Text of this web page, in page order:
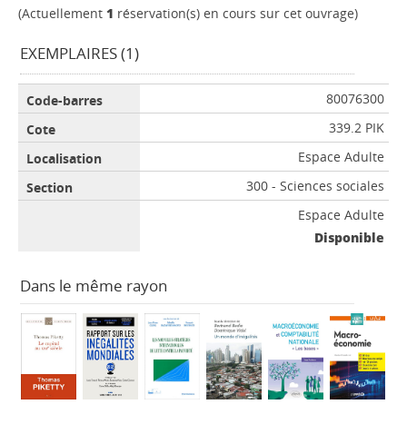
(Actuellement 1 réservation(s) en cours sur cet ouvrage)
EXEMPLAIRES (1)
80076300
339.2 PIK
Espace Adulte
300 - Sciences sociales
Espace Adulte
Disponible
Dans le même rayon